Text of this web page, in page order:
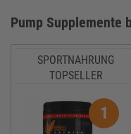
Pump Supplemente
SPORTNAHRUNG
TOPSELLER
1